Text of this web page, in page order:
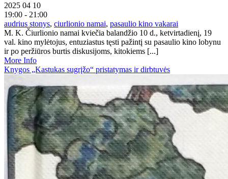
2025 04 10
19:00 - 21:00
audrius stonys, ciurlionio namai, pasaulio kino vakarai
M. K. Čiurlionio namai kviečia balandžio 10 d., ketvirtadienį, 19
val. kino mylėtojus, entuziastus tęsti pažintį su pasaulio kino lobynu
ir po peržiūros burtis diskusijoms, kitokiems [...]
More Info
Knygos „Kastukas sugrįžo“ pristatymas ir dirbtuvės